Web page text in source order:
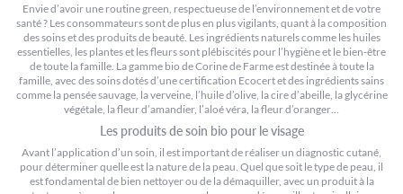
Envie d’avoir une routine green, respectueuse de l’environnement et de votre
santé ? Les consommateurs sont de plus en plus vigilants, quant à la composition
des soins et des produits de beauté. Les ingrédients naturels comme les huiles
essentielles, les plantes et les fleurs sont plébiscités pour l’hygiène et le bien-être
de toute la famille. La gamme bio de Corine de Farme est destinée à toute la
famille, avec des soins dotés d’une certification Ecocert et des ingrédients sains
comme la pensée sauvage, la verveine, l’huile d’olive, la cire d’abeille, la glycérine
végétale, la fleur d’amandier, l’aloé véra, la fleur d’oranger…
Les produits de soin bio pour le visage
Avant l’application d’un soin, il est important de réaliser un diagnostic cutané,
pour déterminer quelle est la nature de la peau. Quel que soit le type de peau, il
est fondamental de bien nettoyer ou de la démaquiller, avec un produit à la